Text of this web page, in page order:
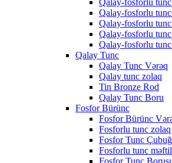
Qalay-fosforlu
Qalay-fosforlu
Qalay-fosforlu
Qalay-fosforlu
Qalay-fosforlu
Qalay Tunc
Qalay Tunc Vərəq
Qalay tunc zolaq
Tin Bronze Rod
Qalay Tunc Boru
Fosfor Bürünc
Fosfor Bürünc
Fosforlu tunc zolaq
Fosfor Tunc
Fosforlu tunc məftil
Fosfor Tunc